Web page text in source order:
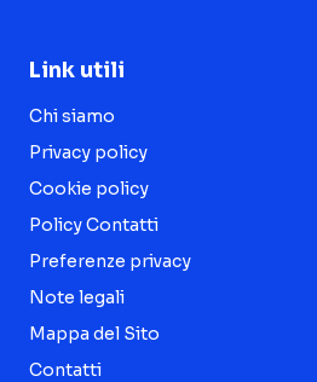
Link utili
Chi siamo
Privacy policy
Cookie policy
Policy Contatti
Preferenze privacy
Note legali
Mappa del Sito
Contatti